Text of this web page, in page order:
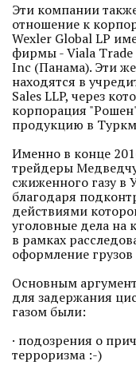
Эти компании
отношение к
Wexler Global LP
фирмы - Viala Trade
Inc (Панама). Эти
находятся в
Sales LLP, через
корпорация
продукцию в
Именно в конце
трейдеры
сжиженного газу в
благодаря
действиями
уголовные дела на
в рамках
оформление
Основным
для задержания
газом были:
· подозрения о
терроризма :-)